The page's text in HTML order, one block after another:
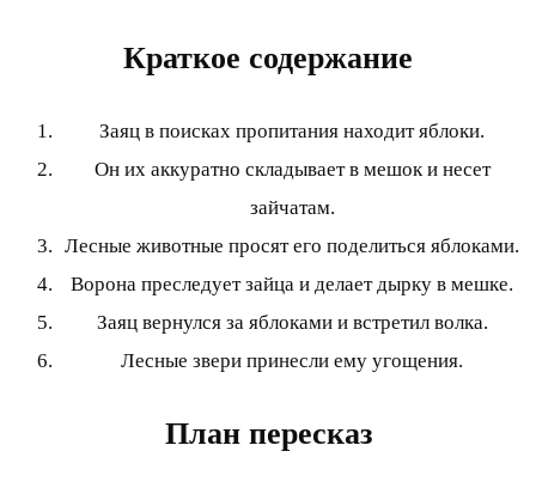
Краткое содержание
Заяц в поисках пропитания находит яблоки.
Он их аккуратно складывает в мешок и несет
зайчатам.
Лесные животные просят его поделиться яблоками.
Ворона преследует зайца и делает дырку в мешке.
Заяц вернулся за яблоками и встретил волка.
Лесные звери принесли ему угощения.
План пересказ